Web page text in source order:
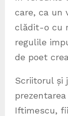
care, ca un
clădit-o cu
regulile
de poet
Scriitorul și
Iftimescu,